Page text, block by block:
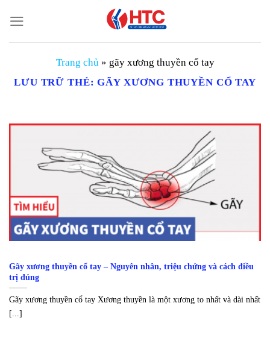
đến
nội
Trang chủ » gãy xương thuyền cổ tay
LƯU TRỮ THẺ:GÃY XƯƠNG THUYỀN CỔ TAY
Gãy xương thuyền cổ tay – Nguyên nhân, triệu chứng và cách điều
trị đúng
Gãy xương thuyền cổ tay Xương thuyền là một xương to nhất và dài nhất
[...]